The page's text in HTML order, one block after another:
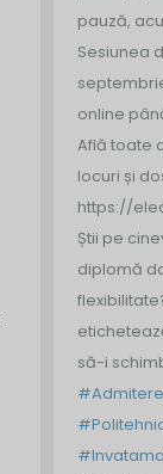
pauză,
Sesiunea
online
Află toate
locuri și
https://
Știi pe
diplomă
să-i